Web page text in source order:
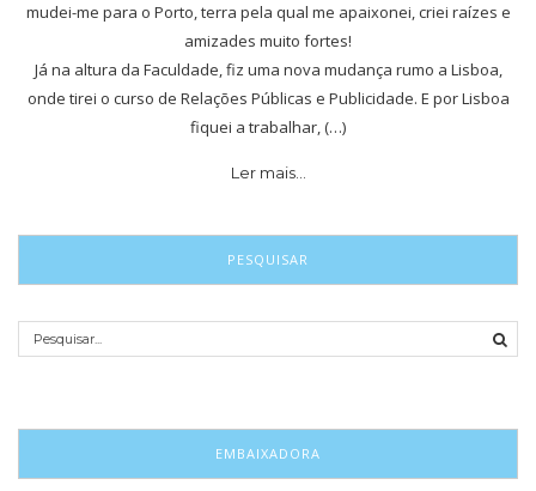
mudei-me para o Porto, terra pela qual me apaixonei, criei raízes e
amizades muito fortes!
Já na altura da Faculdade, fiz uma nova mudança rumo a Lisboa,
onde tirei o curso de Relações Públicas e Publicidade. E por Lisboa
fiquei a trabalhar, (…)
Ler mais…
PESQUISAR
EMBAIXADORA